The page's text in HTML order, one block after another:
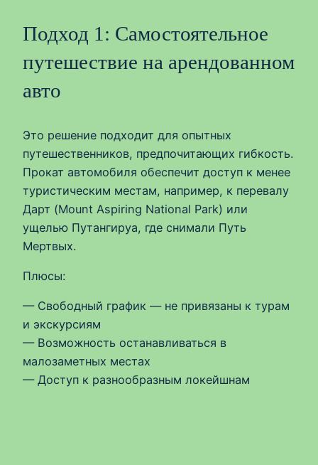
Подход 1: Самостоятельное
путешествие на арендованном
авто
Это решение подходит для опытных
путешественников, предпочитающих гибкость.
Прокат автомобиля обеспечит доступ к менее
туристическим местам, например, к перевалу
Дарт (Mount Aspiring National Park) или
ущелью Путангируа, где снимали Путь
Мертвых.
Плюсы:
— Свободный график — не привязаны к турам
и экскурсиям
— Возможность останавливаться в
малозаметных местах
— Доступ к разнообразным локейшнам